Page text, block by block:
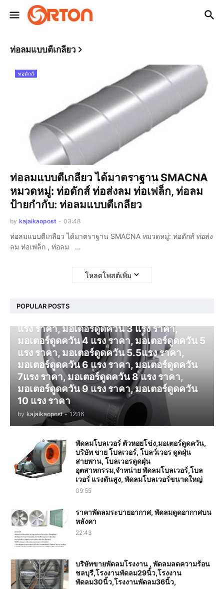
ท่อลมแบบตีเกลียว
ท่อดักส์
ท่อลมแบบตีเกลียว ได้มาตราฐาน SMACNA
หมวดหมู่: ท่อดักส์ ท่อส่งลม ท่อเฟล็ก, ท่อลม
ป้ายกำกับ: ท่อลมแบบตีเกลียว
by kajaikaopost - 03:48
ท่อลมแบบตีเกลียว ได้มาตราฐาน SMACNA หมวดหมู่: ท่อดักส์ ท่อส่ง
ลม ท่อเฟล็ก , ท่อลม …
โหลดโพสต์เพิ่ม
POPULAR POSTS
แรง ราคา, มอเตอร์ดูดควัน 3 แรง ราคา,
มอเตอร์ดูดควัน 4 แรง ราคา, มอเตอร์ดูดควัน 5
แรง ราคา, มอเตอร์ดูดควัน 5.5แรง ราคา,
มอเตอร์ดูดควัน 6 แรง ราคา, มอเตอร์ดูดควัน
7แรง ราคา, มอเตอร์ดูดควัน 8 แรง ราคา,
มอเตอร์ดูดควัน 9 แรง ราคา, มอเตอร์ดูดควัน
10 แรง ราคา
by kajaikaopost - 12:16
พัดลมโบลเวอร์ ตัวหอยโข่ง,มอเตอร์ดูดควัน,
บริษัท ขาย โบลเวอร์, โบลว์เวอร ดูดฝุ่น
สายพาน, โบลเวอรดูดฝุ่น
อุตสาหกรรม,จำหน่าย พัดลมโบลเวอร์,โบล
เวอร์ แรงดันสูง, พัดลมโบลเวอร์ขนาดใหญ่
09:55
ราคาพัดลมระบายอากาศ, พัดลมดูดอากาศบน
หลังคา
22:43
บริษัทขายพัดลมโรงงาน , พัดลมลดความร้อน
ชลบุรี,โรงงานพัดลม29นิ้ว,โรงงาน
พัดลม30นิ้ว,โรงงานพัดลม36นิ้ว,